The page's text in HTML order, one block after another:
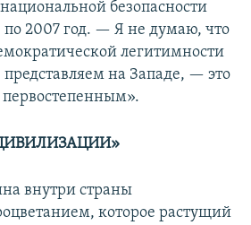
безопасности
по 2007 год. — Я не думаю, что
легитимности
на Западе, — это
первостепенным».
»
внутри страны
которое растущий